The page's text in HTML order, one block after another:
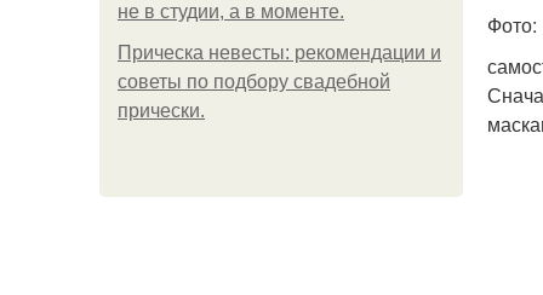
не в студии, а в моменте.
Прическа невесты: рекомендации и
советы по подбору свадебной
прически.
Фото: